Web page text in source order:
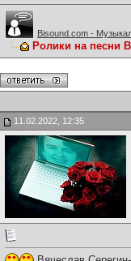
Bisound.com -
Ролики на песни
11.02.2022, 12:35